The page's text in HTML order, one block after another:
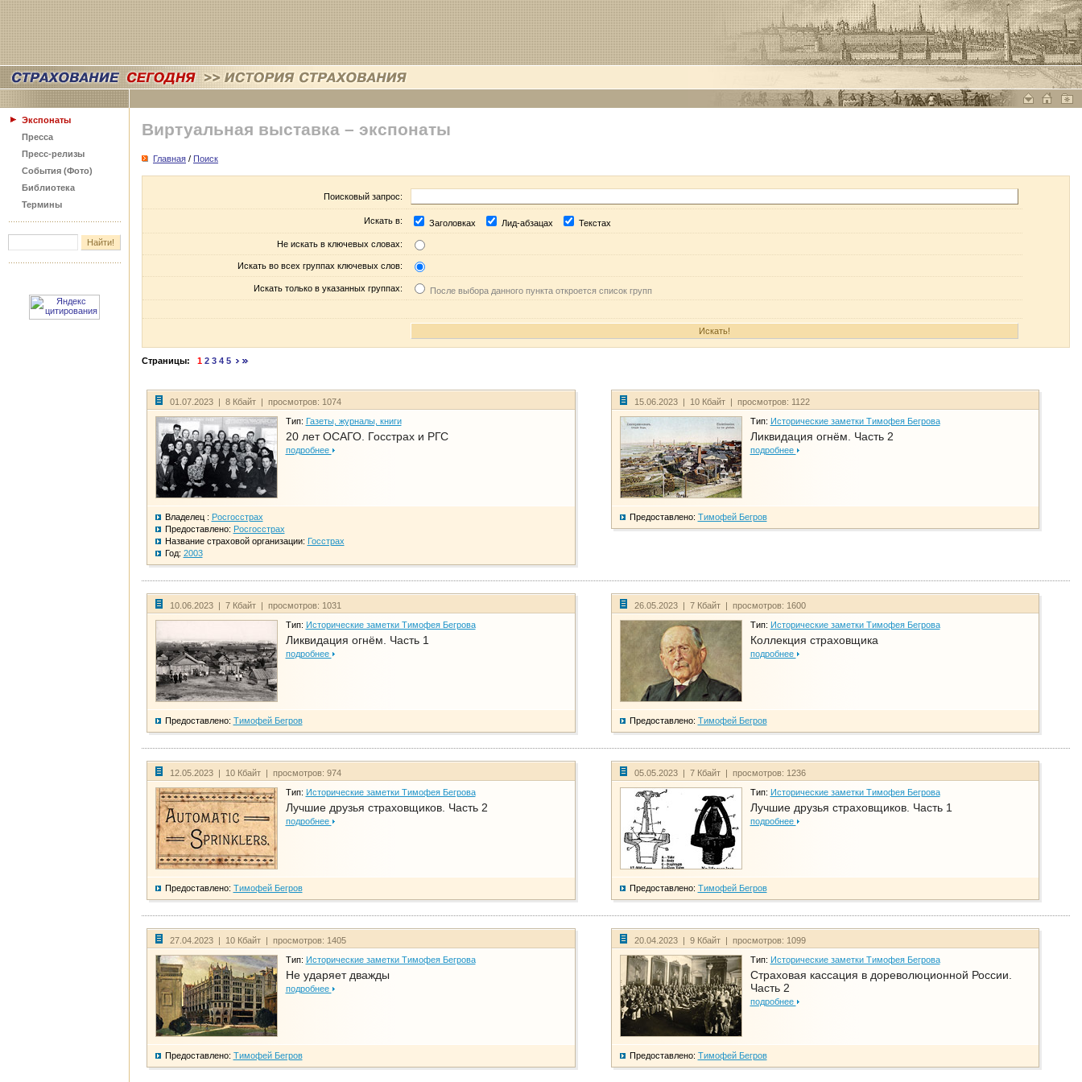
Экспонаты
Пресса
Пресс-релизы
События (Фото)
Библиотека
Термины
Виртуальная выставка – экспонаты
Главная / Поиск
Поисковый запрос:
Искать в: Заголовках Лид-абзацах Текстах
Не искать в ключевых словах:
Искать во всех группах ключевых слов:
Искать только в указанных группах: После выбора данного пункта откроется список групп
Страницы: 1 2 3 4 5
01.07.2023 | 8 Кбайт | просмотров: 1074
Тип: Газеты, журналы, книги
20 лет ОСАГО. Госстрах и РГС
подробнее
Владелец : Росгосстрах
Предоставлено: Росгосстрах
Название страховой организации: Госстрах
Год: 2003
15.06.2023 | 10 Кбайт | просмотров: 1122
Тип: Исторические заметки Тимофея Бегрова
Ликвидация огнём. Часть 2
подробнее
Предоставлено: Тимофей Бегров
10.06.2023 | 7 Кбайт | просмотров: 1031
Тип: Исторические заметки Тимофея Бегрова
Ликвидация огнём. Часть 1
подробнее
Предоставлено: Тимофей Бегров
26.05.2023 | 7 Кбайт | просмотров: 1600
Тип: Исторические заметки Тимофея Бегрова
Коллекция страховщика
подробнее
Предоставлено: Тимофей Бегров
12.05.2023 | 10 Кбайт | просмотров: 974
Тип: Исторические заметки Тимофея Бегрова
Лучшие друзья страховщиков. Часть 2
подробнее
Предоставлено: Тимофей Бегров
05.05.2023 | 7 Кбайт | просмотров: 1236
Тип: Исторические заметки Тимофея Бегрова
Лучшие друзья страховщиков. Часть 1
подробнее
Предоставлено: Тимофей Бегров
27.04.2023 | 10 Кбайт | просмотров: 1405
Тип: Исторические заметки Тимофея Бегрова
Не ударяет дважды
подробнее
Предоставлено: Тимофей Бегров
20.04.2023 | 9 Кбайт | просмотров: 1099
Тип: Исторические заметки Тимофея Бегрова
Страховая кассация в дореволюционной России.
Часть 2
подробнее
Предоставлено: Тимофей Бегров